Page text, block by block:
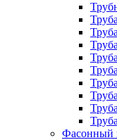
Фасонный